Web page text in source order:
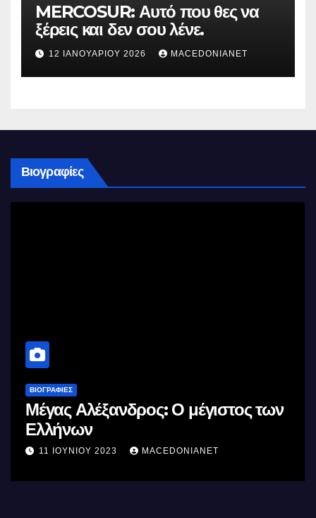
MERCOSUR: Αυτό που θες να
ξέρεις και δεν σου λένε.
12 ΙΑΝΟΥΑΡΊΟΥ 2026 MACEDONIANET
Βιογραφίες
ΒΙΟΓΡΑΦΊΕΣ
Σαν σήμερα θυσιάζονται οι πρώτοι
της αγχόνης Καραολής και
Δημητρίου αγωνιστές του
10 ΜΑΪ́ΟΥ 2023 MACEDONIANET